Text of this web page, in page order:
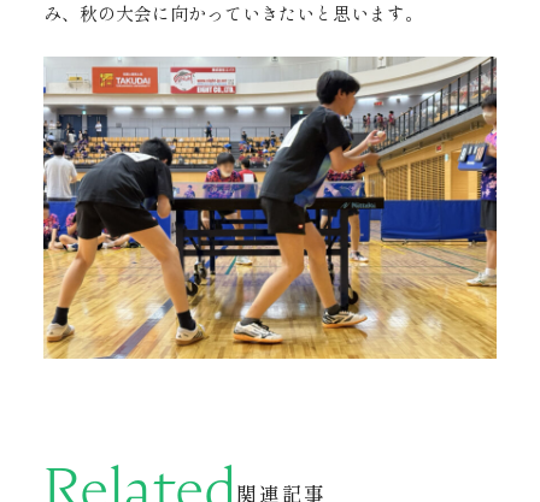
み、秋の大会に向かっていきたいと思います。
関連記事